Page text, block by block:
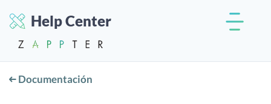
Help Center
Documentación